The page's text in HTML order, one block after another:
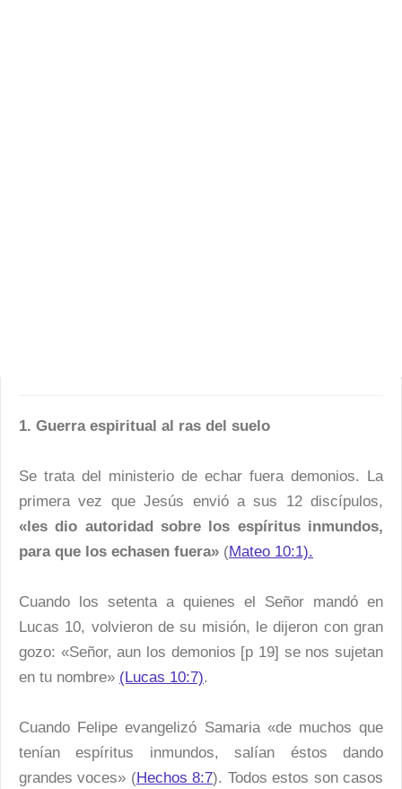
1. Guerra espiritual al ras del suelo
Se trata del ministerio de echar fuera demonios. La
primera vez que Jesús envió a sus 12 discípulos,
«les dio autoridad sobre los espíritus inmundos,
para que los echasen fuera» (Mateo 10:1).
Cuando los setenta a quienes el Señor mandó en
Lucas 10, volvieron de su misión, le dijeron con gran
gozo: «Señor, aun los demonios [p 19] se nos sujetan
en tu nombre» (Lucas 10:7).
Cuando Felipe evangelizó Samaria «de muchos que
tenían espíritus inmundos, salían éstos dando
grandes voces» (Hechos 8:7). Todos estos son casos